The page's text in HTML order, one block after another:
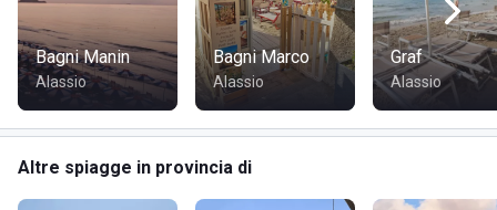
I Bagni Serre si trovano sullaPasseggiata Angelo
Ciccione, 41ad Alassio, in provincia di Savona. Situati in
una delle zone più suggestive della riviera ligure, offrono ai
Bagni Manin
Alassio
Bagni Marco
Alassio
Graf
Alassio
Altre spiagge in provincia di